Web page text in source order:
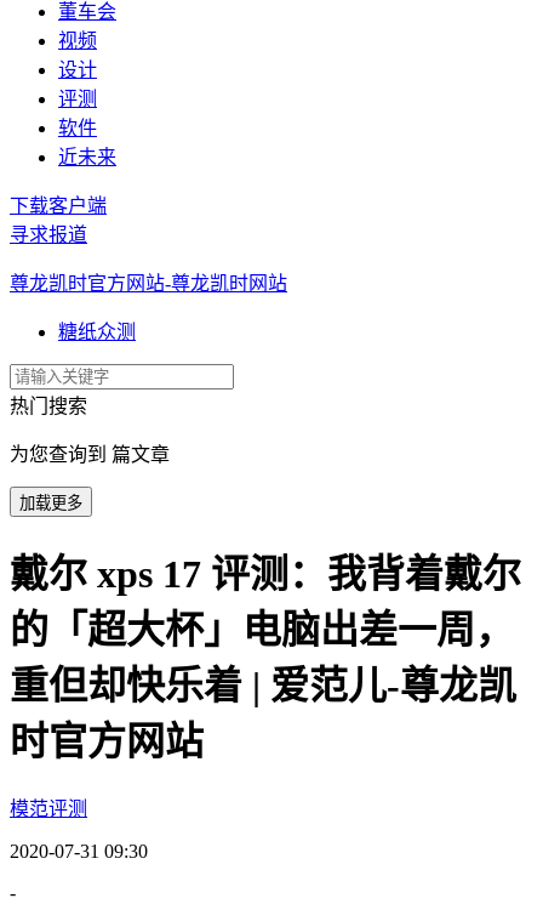
董车会
视频
设计
评测
软件
近未来
下载客户端
寻求报道
尊龙凯时官方网站-尊龙凯时网站
糖纸众测
热门搜索
为您查询到 篇文章
加载更多
戴尔 xps 17 评测：我背着戴尔
的「超大杯」电脑出差一周，
重但却快乐着 | 爱范儿-尊龙凯
时官方网站
模范评测
2020-07-31 09:30
-